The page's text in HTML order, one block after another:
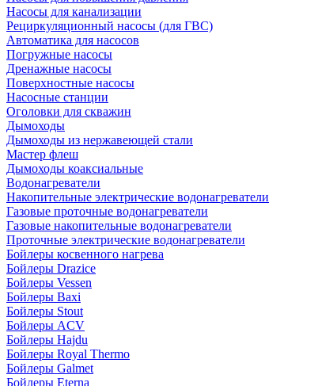
Насосы для канализации
Рециркуляционный насосы (для ГВС)
Автоматика для насосов
Погружные насосы
Дренажные насосы
Поверхностные насосы
Насосные станции
Оголовки для скважин
Дымоходы
Дымоходы из нержавеющей стали
Мастер флеш
Дымоходы коаксиальные
Водонагреватели
Накопительные электрические водонагреватели
Газовые проточные водонагреватели
Газовые накопительные водонагреватели
Проточные электрические водонагреватели
Бойлеры косвенного нагрева
Бойлеры Drazice
Бойлеры Vessen
Бойлеры Baxi
Бойлеры Stout
Бойлеры ACV
Бойлеры Hajdu
Бойлеры Royal Thermo
Бойлеры Galmet
Бойлеры Eterna